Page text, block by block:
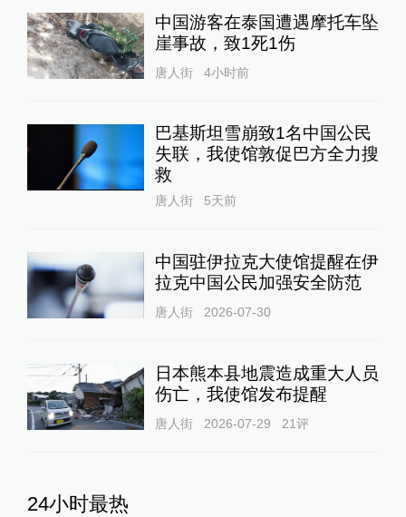
中国游客在泰国遭遇摩托车坠
崖事故，致1死1伤
唐人街 4小时前
巴基斯坦雪崩致1名中国公民
失联，我使馆敦促巴方全力搜
救
唐人街 5天前
中国驻伊拉克大使馆提醒在伊
拉克中国公民加强安全防范
唐人街 2026-07-30
日本熊本县地震造成重大人员
伤亡，我使馆发布提醒
唐人街 2026-07-29 21评
24小时最热